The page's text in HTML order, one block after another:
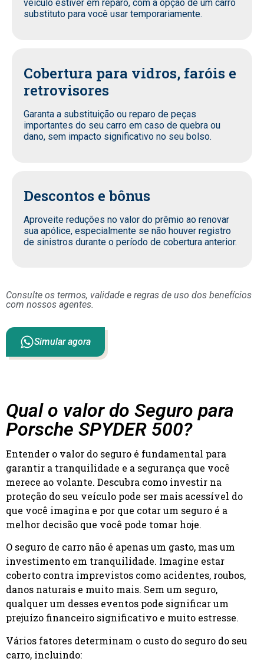
veículo estiver em reparo, com a opção de um carro
substituto para você usar temporariamente.
Cobertura para vidros, faróis e
retrovisores
Garanta a substituição ou reparo de peças
importantes do seu carro em caso de quebra ou
dano, sem impacto significativo no seu bolso.
Descontos e bônus
Aproveite reduções no valor do prêmio ao renovar
sua apólice, especialmente se não houver registro
de sinistros durante o período de cobertura anterior.
Consulte os termos, validade e regras de uso dos benefícios
com nossos agentes.
Simular agora
Qual o valor do Seguro para
Porsche SPYDER 500?
Entender o valor do seguro é fundamental para
garantir a tranquilidade e a segurança que você
merece ao volante. Descubra como investir na
proteção do seu veículo pode ser mais acessível do
que você imagina e por que cotar um seguro é a
melhor decisão que você pode tomar hoje.
O seguro de carro não é apenas um gasto, mas um
investimento em tranquilidade. Imagine estar
coberto contra imprevistos como acidentes, roubos,
danos naturais e muito mais. Sem um seguro,
qualquer um desses eventos pode significar um
prejuízo financeiro significativo e muito estresse.
Vários fatores determinam o custo do seguro do seu
carro, incluindo: